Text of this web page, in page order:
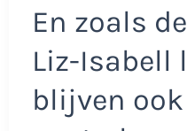
En zoals
Liz-Isabell
blijven